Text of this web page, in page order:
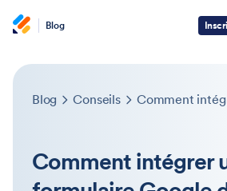
Blog
Blog Conseils
Comment intégrer